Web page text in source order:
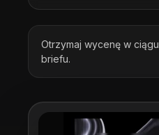
Otrzymaj wycenę w ciągu
briefu.